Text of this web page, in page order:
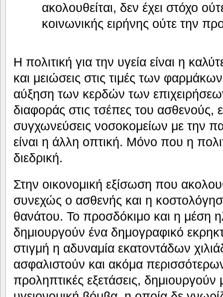
ακολουθείται, δεν έχει στόχο
κοινωνικής ειρήνης ούτε την
Η πολιτική για την υγεία είναι η
και μειώσεις στις τιμές των
αύξηση των κερδών των
διαφοράς στις τσέπες του ασθενούς,
συγχωνεύσεις νοσοκομείων με την
είναι η άλλη οπτική. Μόνο που η
διεδρική.
Στην οικονομική εξίσωση που
συνεχώς ο ασθενής και η
θανάτου. Το προσδόκιμο και η μέση
δημιουργούν ένα δημογραφικό
στιγμή η αδυναμία εκατοντάδων
ασφαλιστούν και ακόμα
προληπτικές εξετάσεις,